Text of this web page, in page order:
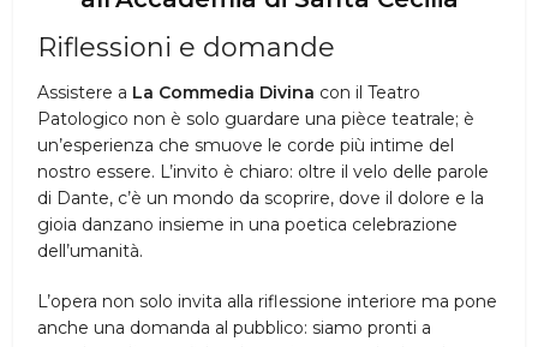
Riflessioni e domande
Assistere a La Commedia Divina con il Teatro
Patologico non è solo guardare una pièce teatrale; è
un’esperienza che smuove le corde più intime del
nostro essere. L’invito è chiaro: oltre il velo delle parole
di Dante, c’è un mondo da scoprire, dove il dolore e la
gioia danzano insieme in una poetica celebrazione
dell’umanità.
L’opera non solo invita alla riflessione interiore ma pone
anche una domanda al pubblico: siamo pronti a